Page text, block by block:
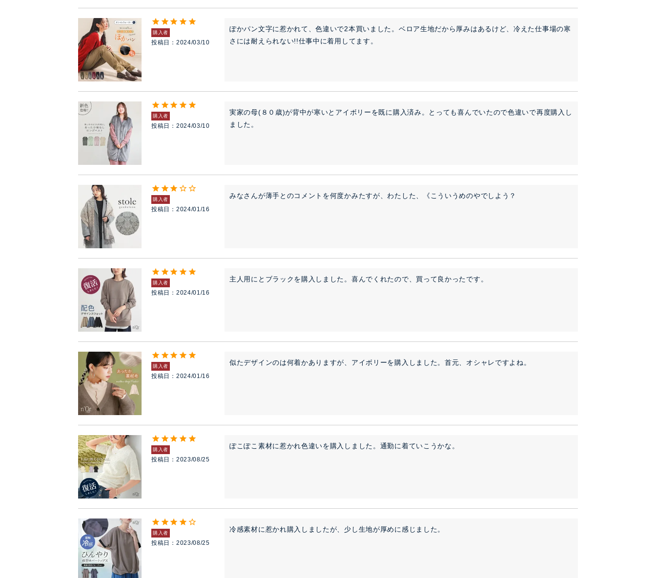
購入者
投稿日 2024/03/10
ぽかパン文字に惹かれて、色違いで2本買いました。ベロア生地だから厚みはあるけど、冷えた仕事場の寒
さには耐えられない!!仕事中に着用してます。
購入者
投稿日 2024/03/10
実家の母(８０歳)が背中が寒いとアイボリーを既に購入済み。とっても喜んでいたので色違いで再度購入し
ました。
購入者
投稿日 2024/01/16
購入者
投稿日 2024/01/16
主人用にとブラックを購入しました。喜んでくれたので、買って良かったです。
購入者
投稿日 2024/01/16
似たデザインのは何着かありますが、アイボリーを購入しました。首元、オシャレですよね。
購入者
投稿日 2023/08/25
購入者
投稿日 2023/08/25
冷感素材に惹かれ購入しましたが、少し生地が厚めに感じました。